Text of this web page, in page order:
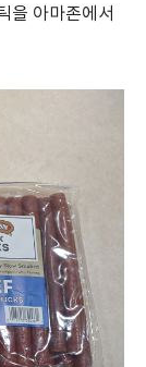
을 아마존에서